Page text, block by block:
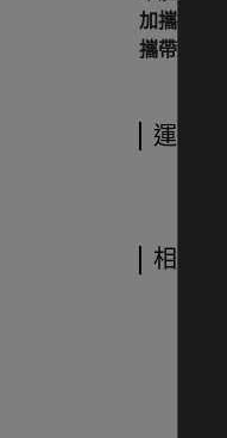
加攜行袋
攜帶尺寸
運送方
相關商